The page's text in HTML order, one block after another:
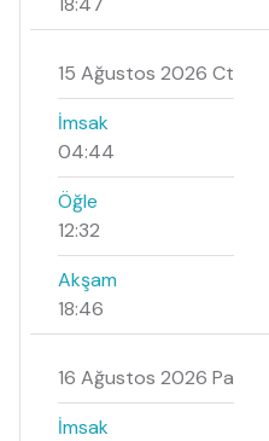
15 Ağustos 2026 Ct
İmsak
04:44
Öğle
12:32
Akşam
18:46
16 Ağustos 2026 Pa
İmsak